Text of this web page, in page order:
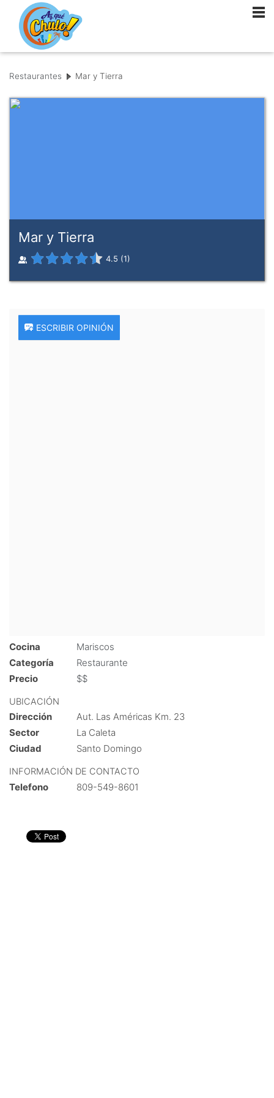
Restaurantes Mar y Tierra
Mar y Tierra
4.5 (1)
ESCRIBIR OPINIÓN
Cocina
Mariscos
Categoría
Restaurante
Precio
$$
UBICACIÓN
Dirección
Aut. Las Américas Km. 23
Sector
La Caleta
Ciudad
Santo Domingo
INFORMACIÓN DE CONTACTO
Telefono 809-549-8601